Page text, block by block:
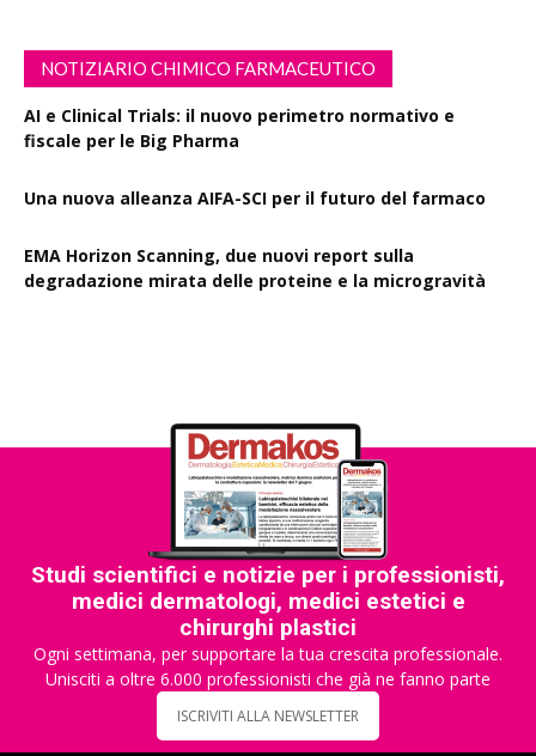
NOTIZIARIO CHIMICO FARMACEUTICO
AI e Clinical Trials: il nuovo perimetro normativo e
fiscale per le Big Pharma
Una nuova alleanza AIFA-SCI per il futuro del farmaco
EMA Horizon Scanning, due nuovi report sulla
degradazione mirata delle proteine e la microgravità
Studi scientifici e notizie per i professionisti,
medici dermatologi, medici estetici e
chirurghi plastici
Ogni settimana, per supportare la tua crescita professionale.
Unisciti a oltre 6.000 professionisti che già ne fanno parte
ISCRIVITI ALLA NEWSLETTER